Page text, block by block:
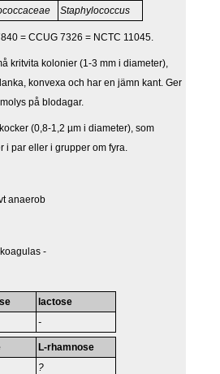
Staphylococcus
= CCUG 7326 = NCTC 11045.
kritvita kolonier (1-3 mm i diameter),
konvexa och har en jämn kant. Ger
på blodagar.
(0,8-1,2 µm i diameter), som
i par eller i grupper om fyra.
anaerob
-
lactose
-
L-rhamnose
?